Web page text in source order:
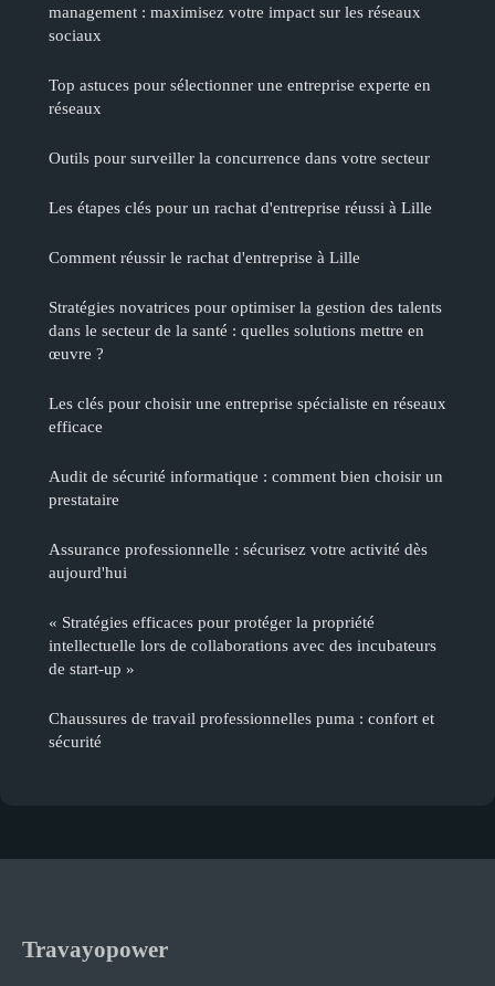
management : maximisez votre impact sur les réseaux
sociaux
Top astuces pour sélectionner une entreprise experte en
réseaux
Outils pour surveiller la concurrence dans votre secteur
Les étapes clés pour un rachat d'entreprise réussi à Lille
Comment réussir le rachat d'entreprise à Lille
Stratégies novatrices pour optimiser la gestion des talents
dans le secteur de la santé : quelles solutions mettre en
œuvre ?
Les clés pour choisir une entreprise spécialiste en réseaux
efficace
Audit de sécurité informatique : comment bien choisir un
prestataire
Assurance professionnelle : sécurisez votre activité dès
aujourd'hui
« Stratégies efficaces pour protéger la propriété
intellectuelle lors de collaborations avec des incubateurs
de start-up »
Chaussures de travail professionnelles puma : confort et
sécurité
Travayopower